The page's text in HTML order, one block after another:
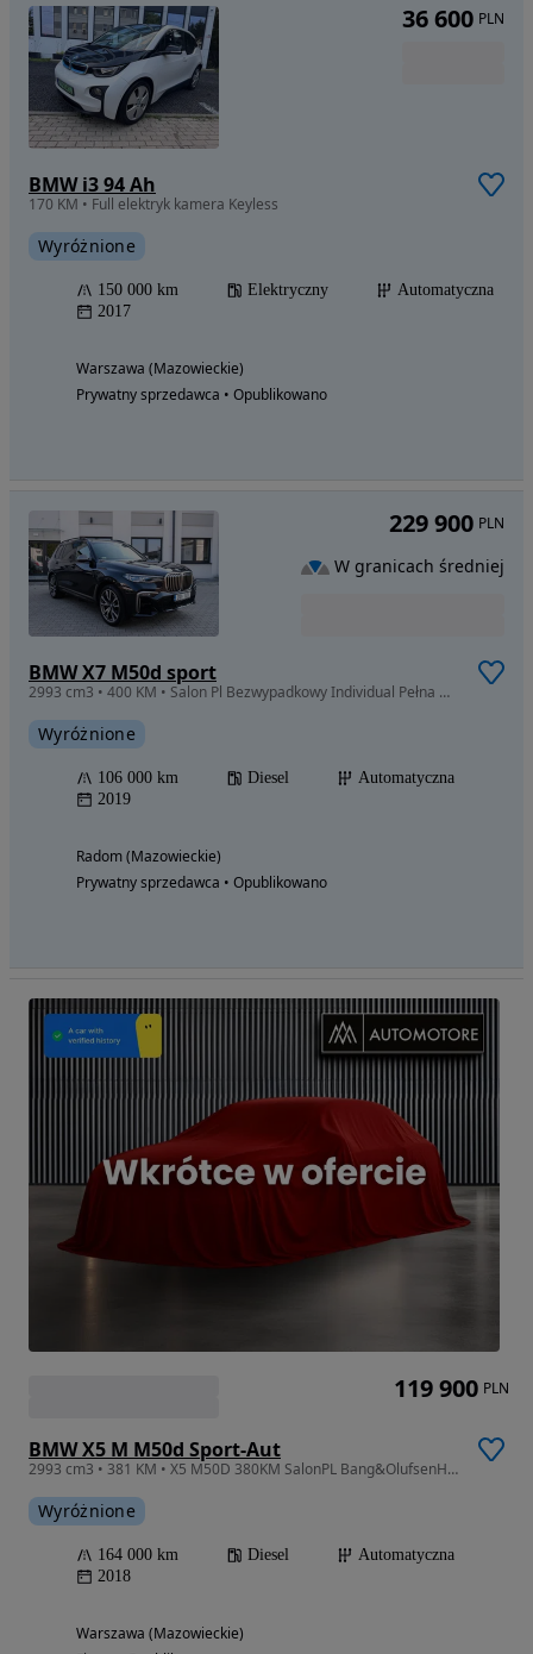
BMW i3 94 Ah
170 KM • Full elektryk kamera Keyless
Wyróżnione
150 000 km Elektryczny
Automatyczna
2017
Warszawa (Mazowieckie)
Prywatny sprzedawca • Opublikowano
36 600 PLN
BMW X7 M50d sport
2993 cm3 • 400 KM • Salon Pl Bezwypadkowy Individual Pełna Opcja Oś Skrętna Bowers 7os
Wyróżnione
106 000 km Diesel
Automatyczna
2019
Radom (Mazowieckie)
Prywatny sprzedawca • Opublikowano
229 900 PLN
W granicach średniej
BMW X5 M M50d Sport-Aut
2993 cm3 • 381 KM • X5 M50D 380KM SalonPL Bang&OlufsenHighEnd/Adaptive-M/Panorama/Webasto
Wyróżnione
164 000 km Diesel
Automatyczna
2018
Warszawa (Mazowieckie)
119 900 PLN